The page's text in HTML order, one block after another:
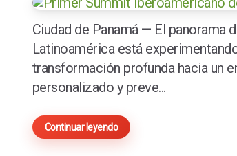
Ciudad de Panamá — El panorama
Latinoamérica está
transformación profunda hacia un
personalizado y preve...
Continuar leyendo